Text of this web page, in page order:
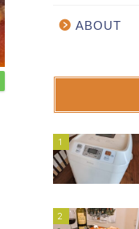
ABOUT
1
2